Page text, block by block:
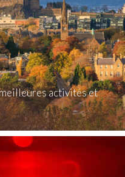
activités et